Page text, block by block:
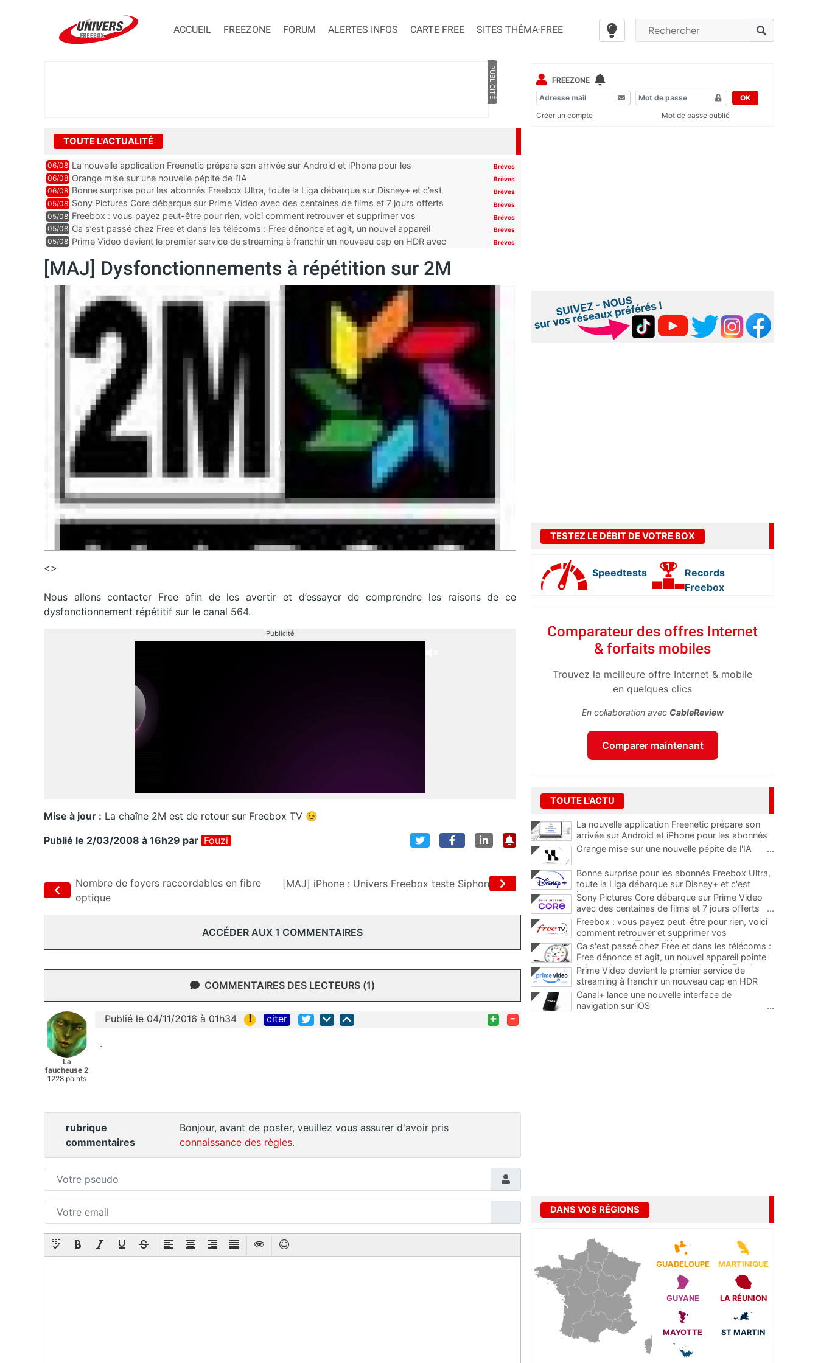
ACCUEIL FREEZONE FORUM ALERTES INFOS CARTE FREE SITES THÉMA-FREE
PUBLICITÉ
TOUTE L'ACTUALITÉ
06/08 La nouvelle application Freenetic prépare son arrivée sur Android et iPhone pour les
abonnés Freebox, testez la
Brèves
06/08 Orange mise sur une nouvelle pépite de l’IA Brèves
06/08 Bonne surprise pour les abonnés Freebox Ultra, toute la Liga débarque sur Disney+ et c’est
inclus
Brèves
05/08 Sony Pictures Core débarque sur Prime Video avec des centaines de films et 7 jours offerts Brèves
05/08 Freebox : vous payez peut-être pour rien, voici comment retrouver et supprimer vos
abonnements TV oubliés
Brèves
05/08 Ca s’est passé chez Free et dans les télécoms : Free dénonce et agit, un nouvel appareil
pointe le bout de...
Brèves
05/08 Prime Video devient le premier service de streaming à franchir un nouveau cap en HDR avec
Brèves
[MAJ] Dysfonctionnements à répétition sur 2M
<>
Nous allons contacter Free afin de les avertir et d’essayer de comprendre les raisons de ce
dysfonctionnement répétitif sur le canal 564.
Publicité
Mise à jour : La chaîne 2M est de retour sur Freebox TV 😉
Publié le 2/03/2008 à 16h29 par Fouzi
Nombre de foyers raccordables en fibre
optique
[MAJ] iPhone : Univers Freebox teste Siphon
ACCÉDER AUX 1 COMMENTAIRES
COMMENTAIRES DES LECTEURS (1)
La
faucheuse 2
1228 points
Publié le 04/11/2016 à 01h34 ! citer + -
.
rubrique
commentaires
Bonjour, avant de poster, veuillez vous assurer d'avoir pris
connaissance des règles.
FREEZONE
OK
Créer un compte
Mot de passe oublié
TESTEZ LE DÉBIT DE VOTRE BOX
Speedtests
Records
Freebox
Comparateur des offres Internet
& forfaits mobiles
Trouvez la meilleure offre Internet & mobile
en quelques clics
En collaboration avec CableReview
Comparer maintenant
TOUTE L'ACTU
La nouvelle application Freenetic prépare son
arrivée sur Android et iPhone pour les abonnés
Freebox, testez la
Orange mise sur une nouvelle pépite de l'IA ...
Bonne surprise pour les abonnés Freebox Ultra,
toute la Liga débarque sur Disney+ et c'est
inclus
Sony Pictures Core débarque sur Prime Video
avec des centaines de films et 7 jours offerts
...
Freebox : vous payez peut-être pour rien, voici
comment retrouver et supprimer vos
abonnements TV oubliés
...
Ca s'est passé chez Free et dans les télécoms :
Free dénonce et agit, un nouvel appareil pointe
le bout de son nez chez des abonnés Freebox...
Prime Video devient le premier service de
streaming à franchir un nouveau cap en HDR
avec ce lancement
Canal+ lance une nouvelle interface de
navigation sur iOS
...
DANS VOS RÉGIONS
GUADELOUPE MARTINIQUE
GUYANE LA RÉUNION
MAYOTTE ST MARTIN